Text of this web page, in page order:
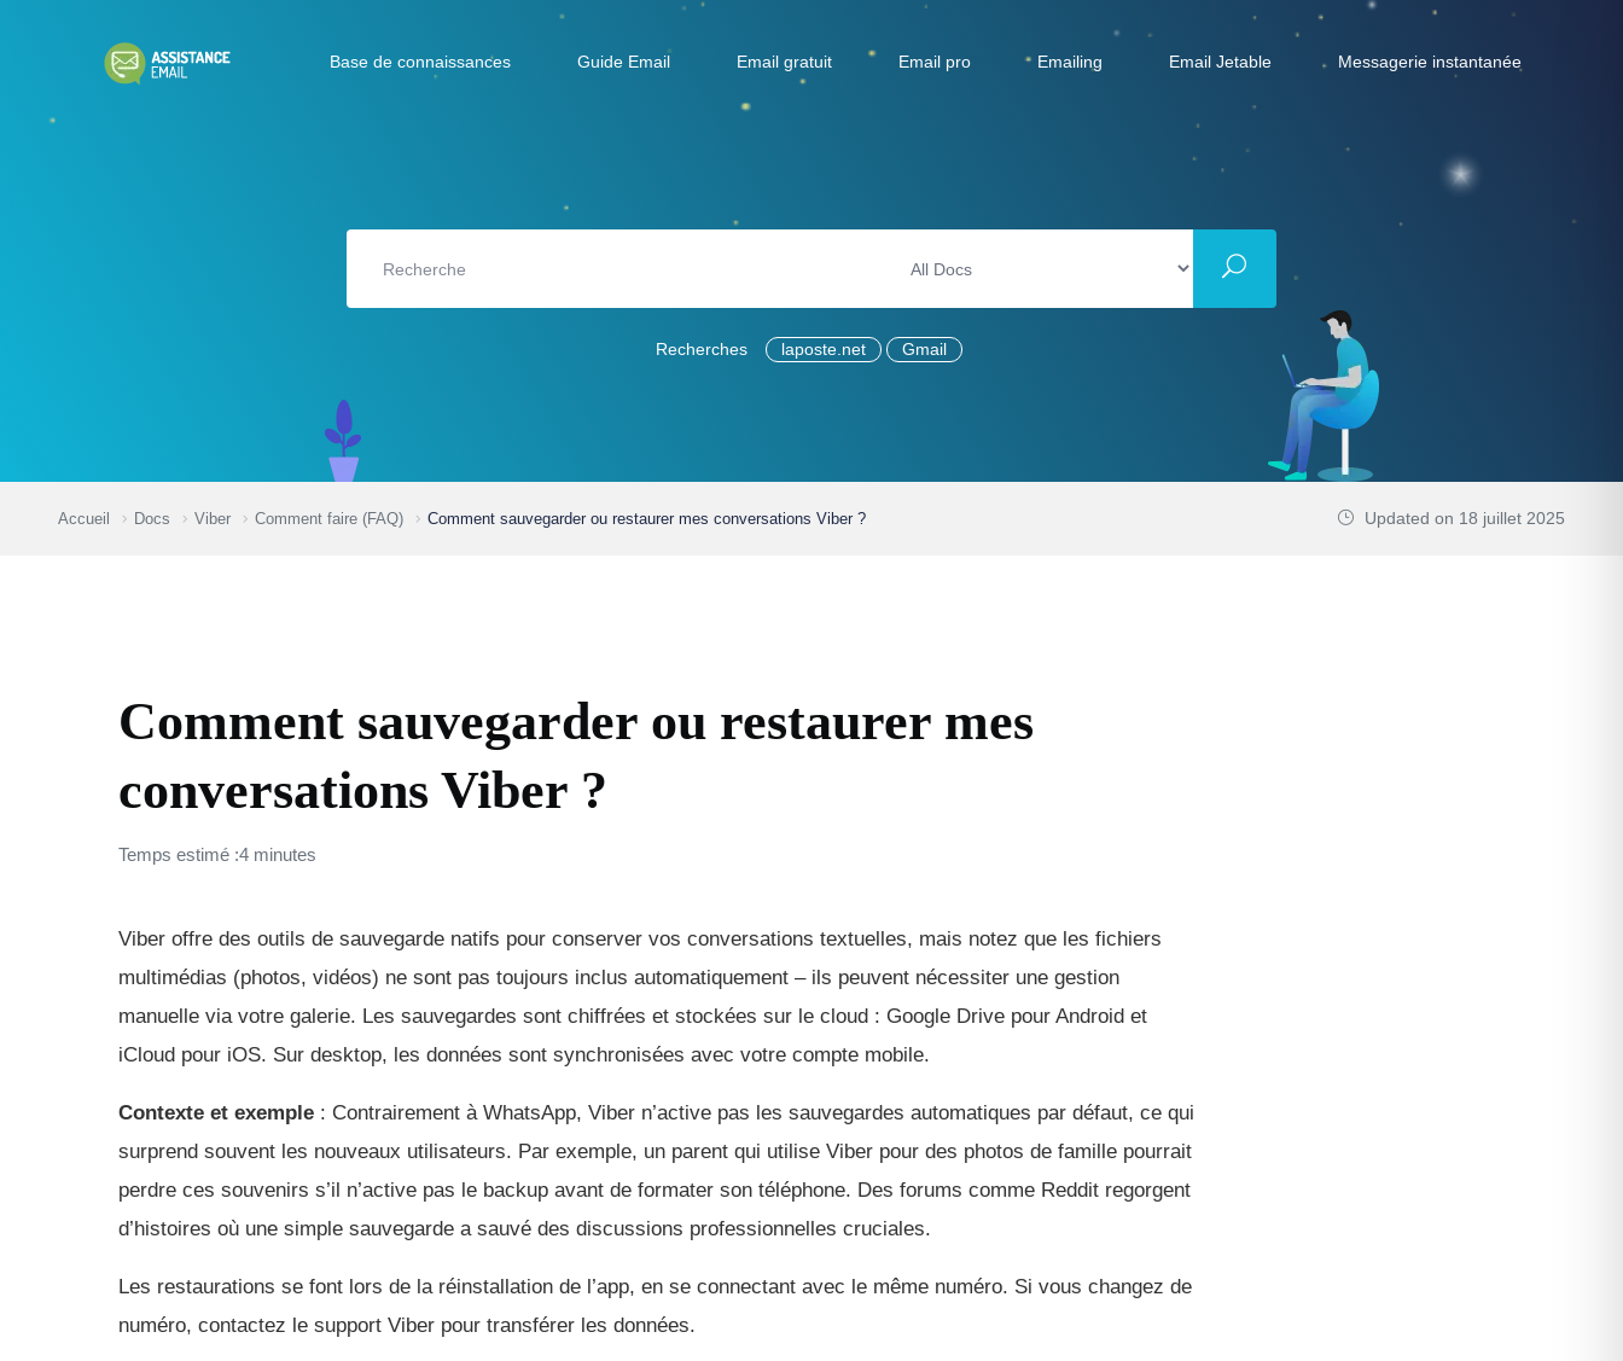
Base de connaissances Guide Email Email gratuit Email pro Emailing Email Jetable Messagerie instantanée
Recherches laposte.net Gmail
Accueil Docs Viber Comment faire (FAQ) Comment sauvegarder ou restaurer mes conversations Viber ? Updated on 18 juillet 2025
Comment sauvegarder ou restaurer mes
conversations Viber ?
Temps estimé :4 minutes
Viber offre des outils de sauvegarde natifs pour conserver vos conversations textuelles, mais notez que les fichiers
multimédias (photos, vidéos) ne sont pas toujours inclus automatiquement – ils peuvent nécessiter une gestion
manuelle via votre galerie. Les sauvegardes sont chiffrées et stockées sur le cloud : Google Drive pour Android et
iCloud pour iOS. Sur desktop, les données sont synchronisées avec votre compte mobile.
Contexte et exemple : Contrairement à WhatsApp, Viber n’active pas les sauvegardes automatiques par défaut, ce qui
surprend souvent les nouveaux utilisateurs. Par exemple, un parent qui utilise Viber pour des photos de famille pourrait
perdre ces souvenirs s’il n’active pas le backup avant de formater son téléphone. Des forums comme Reddit regorgent
d’histoires où une simple sauvegarde a sauvé des discussions professionnelles cruciales.
Les restaurations se font lors de la réinstallation de l’app, en se connectant avec le même numéro. Si vous changez de
numéro, contactez le support Viber pour transférer les données.